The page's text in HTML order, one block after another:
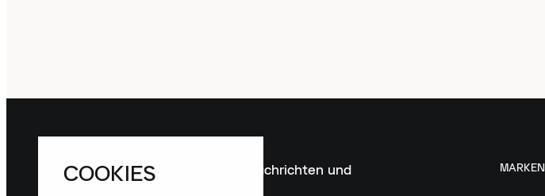
Melde dich für die neuesten Nachrichten und
Veröffentlichungen an
MARKEN
COOKIES